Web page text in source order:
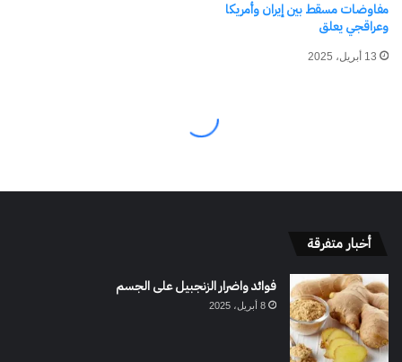
أخبار متفرقة
فوائد واضرار الزنجبيل على الجسم
8 أبريل، 2025